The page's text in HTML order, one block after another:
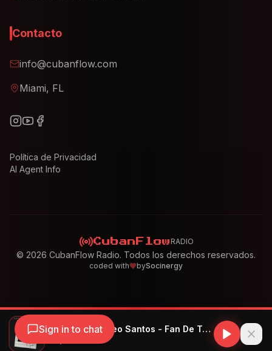
Nicky Jam, Romeo Santos - Fan De Tus Fotos
Sign in to chat
Contacto
info@cubanflow.com
Miami, FL
Política de Privacidad
AI Agent Info
CubanFlow RADIO
© 2026 CubanFlow Radio. Todos los derechos reservados.
coded with bySocinergy